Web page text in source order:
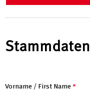
Stammdaten
Vorname / First Name*